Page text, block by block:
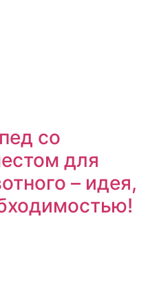
со
для
– идея,